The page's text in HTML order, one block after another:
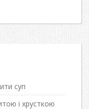
суп
і хрусткою